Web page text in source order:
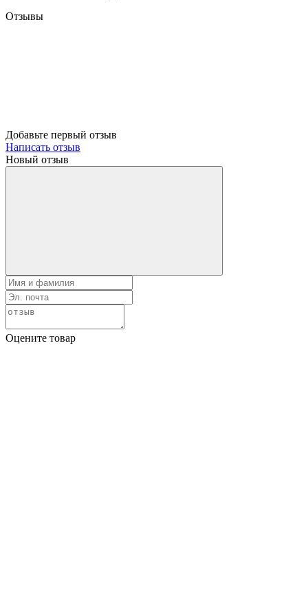
Отзывы
Добавьте первый отзыв
Написать отзыв
Новый отзыв
Оцените товар